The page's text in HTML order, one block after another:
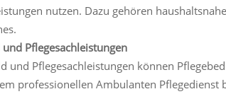
nutzen. Dazu gehören
Pflegesachleistungen
und Pflegesachleistungen können
professionellen Ambulanten